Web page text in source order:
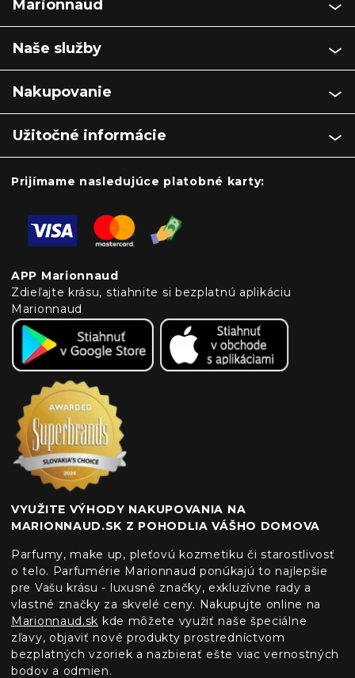
Marionnaud
Naše služby
Nakupovanie
Užitočné informácie
Prijímame nasledujúce platobné karty:
APP Marionnaud
Zdieľajte krásu, stiahnite si bezplatnú aplikáciu
Marionnaud
VYUŽITE VÝHODY NAKUPOVANIA NA
MARIONNAUD.SK Z POHODLIA VÁŠHO DOMOVA
Parfumy, make up, pleťovú kozmetiku či starostlivosť
o telo. Parfumérie Marionnaud ponúkajú to najlepšie
pre Vašu krásu - luxusné značky, exkluzívne rady a
vlastné značky za skvelé ceny. Nakupujte online na
Marionnaud.sk kde môžete využiť naše špeciálne
zľavy, objaviť nové produkty prostredníctvom
bezplatných vzoriek a nazbierať ešte viac vernostných
bodov a odmien.